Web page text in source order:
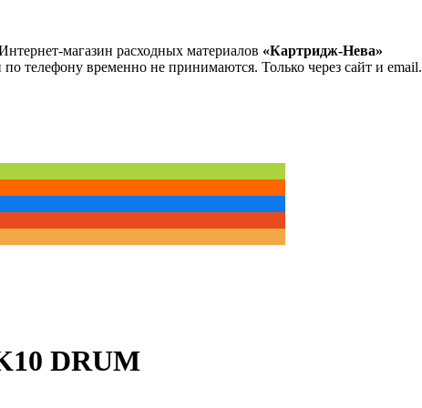
магазин расходных материалов «Картридж-Нева»
по телефону временно не принимаются. Только через сайт и email.
DRUM